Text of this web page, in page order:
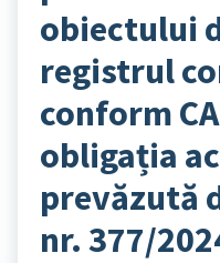
obiectului
registrul
conform
obligația
prevăzută
nr. 377/